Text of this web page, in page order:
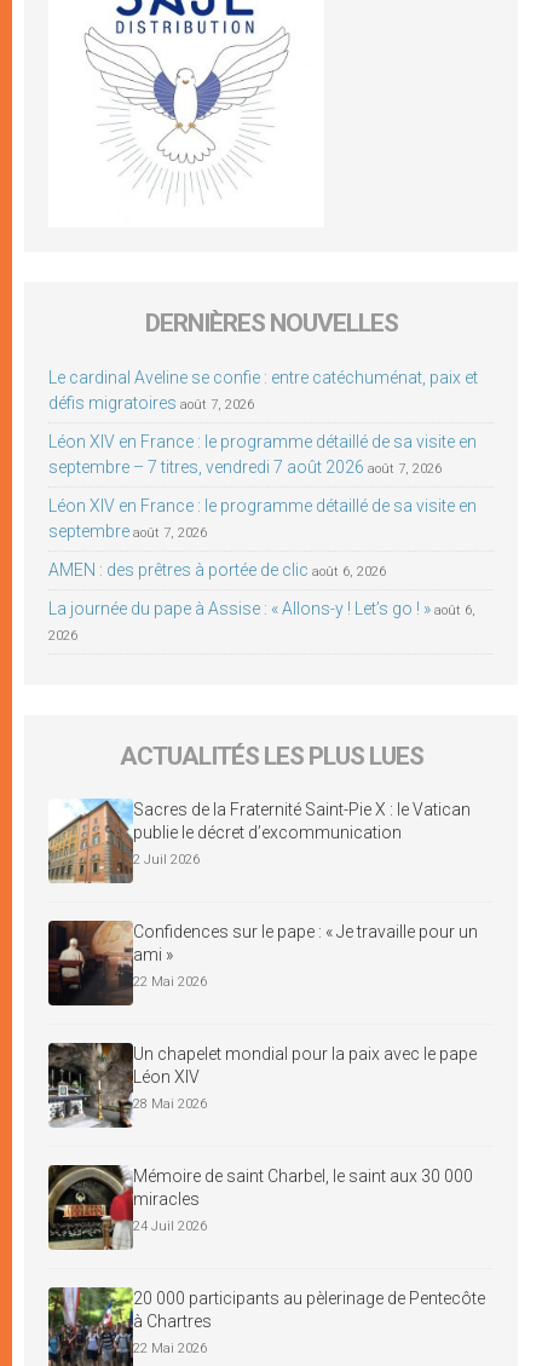
DERNIÈRES NOUVELLES
Le cardinal Aveline se confie : entre catéchuménat, paix et
défis migratoires août 7, 2026
Léon XIV en France : le programme détaillé de sa visite en
septembre – 7 titres, vendredi 7 août 2026 août 7, 2026
Léon XIV en France : le programme détaillé de sa visite en
septembre août 7, 2026
AMEN : des prêtres à portée de clic août 6, 2026
La journée du pape à Assise : « Allons-y ! Let’s go ! » août 6,
2026
ACTUALITÉS LES PLUS LUES
Sacres de la Fraternité Saint-Pie X : le Vatican
publie le décret d’excommunication
2 Juil 2026
Confidences sur le pape : « Je travaille pour un
ami »
22 Mai 2026
Un chapelet mondial pour la paix avec le pape
Léon XIV
28 Mai 2026
Mémoire de saint Charbel, le saint aux 30 000
miracles
24 Juil 2026
20 000 participants au pèlerinage de Pentecôte
à Chartres
22 Mai 2026